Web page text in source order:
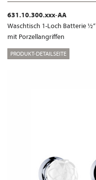
631.10.300.xxx-AA
Waschtisch 1-Loch Batterie ½“
mit Porzellangriffen
PRODUKT-DETAILSEITE